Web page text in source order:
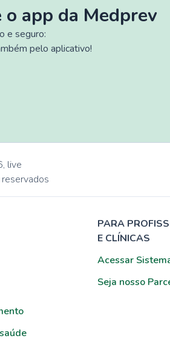
o app da Medprev
e seguro:
pelo aplicativo!
, live
PARA
E CLÍNICAS
Acessar
Seja nosso